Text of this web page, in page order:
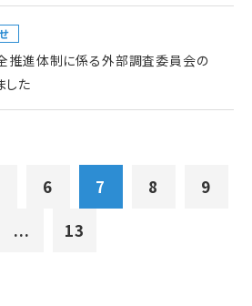
推進体制に係る外部調査委員会の
した
6 7 8
9
...
13